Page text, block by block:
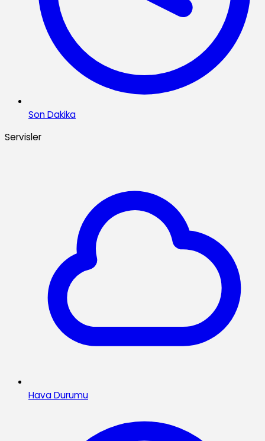
Son Dakika
Servisler
Hava Durumu